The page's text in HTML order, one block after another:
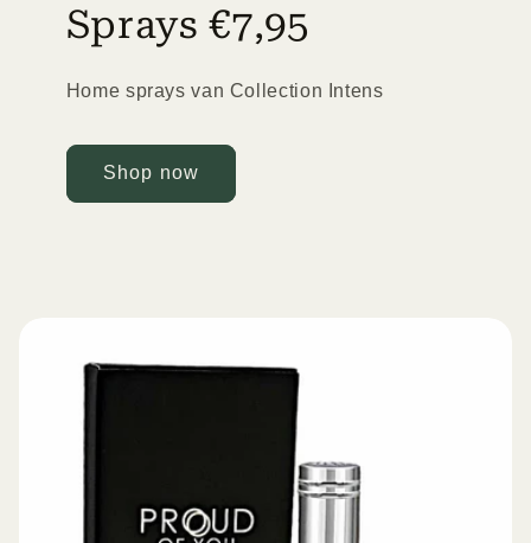
Sprays €7,95
Home sprays van Collection Intens
Shop now